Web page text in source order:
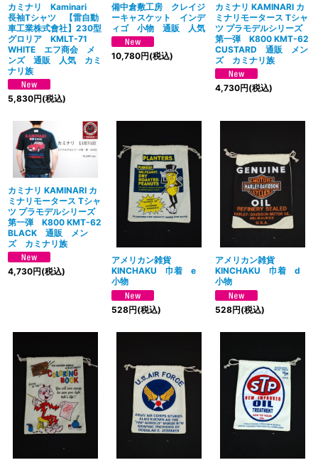
カミナリ Kaminari
長袖Tシャツ 【雷自動
車工業株式會社】230型
グロリア KMLT-71
WHITE エフ商会 メ
ンズ 通販 人気 カミ
ナリ族
5,830円(税込)
備中倉敷工房 クレイジ
ーキャスケット インデ
ィゴ 小物 通販 人気
10,780円(税込)
カミナリ KAMINARI カ
ミナリモータース Tシャ
ツ プラモデルシリーズ
第一弾 K800 KMT-62
CUSTARD 通販 メン
ズ カミナリ族
4,730円(税込)
カミナリ KAMINARI カ
ミナリモータース Tシャ
ツ プラモデルシリーズ
第一弾 K800 KMT-62
BLACK 通販 メン
ズ カミナリ族
4,730円(税込)
アメリカン雑貨
KINCHAKU 巾着 e
小物
528円(税込)
アメリカン雑貨
KINCHAKU 巾着 d
小物
528円(税込)